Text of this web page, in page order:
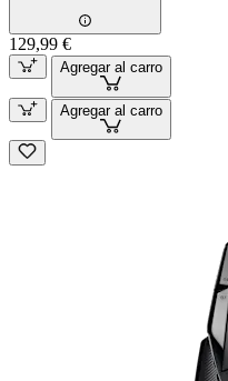
129,99 €
Agregar al carro
Agregar al carro